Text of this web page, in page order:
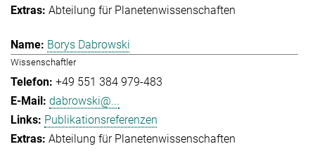
Abteilung für Planetenwissenschaften
Borys Dabrowski
Wissenschaftler
+49 551 384 979-483
dabrowski@...
Publikationsreferenzen
Abteilung für Planetenwissenschaften